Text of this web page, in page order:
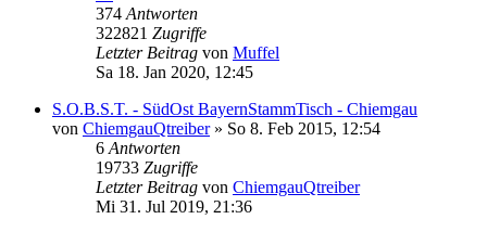
374 Antworten
322821 Zugriffe
Letzter Beitrag von Muffel
Sa 18. Jan 2020, 12:45
S.O.B.S.T. - SüdOst BayernStammTisch - Chiemgau
von ChiemgauQtreiber» So 8. Feb 2015, 12:54
6 Antworten
19733 Zugriffe
Letzter Beitrag von ChiemgauQtreiber
Mi 31. Jul 2019, 21:36